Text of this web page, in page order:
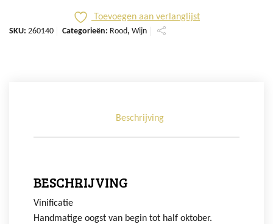
Toevoegen aan verlanglijst
SKU: 260140 Categorieën: Rood, Wijn
Beschrijving
BESCHRIJVING
Vinificatie
Handmatige oogst van begin tot half oktober.